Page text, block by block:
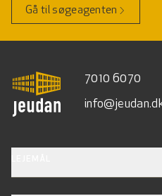
Gå til søgeagenten
7010 6070